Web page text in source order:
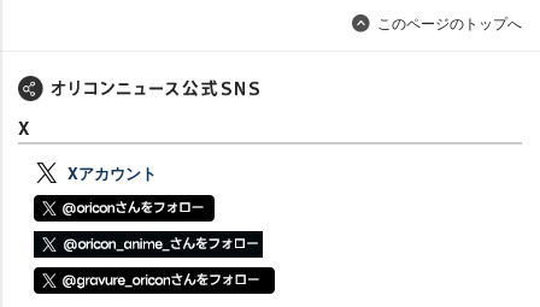
このページのトップへ
X
Xアカウント